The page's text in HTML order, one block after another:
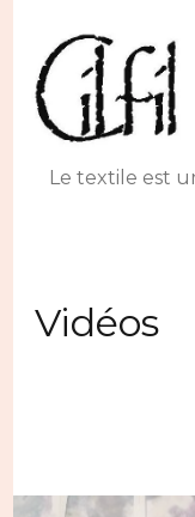
Le textile est
Vidéos